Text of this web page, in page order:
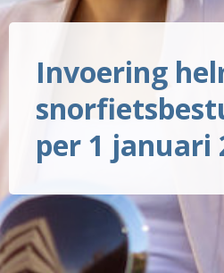
Invoering
per 1 januari